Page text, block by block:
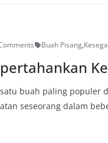
Buah Pisang,
buah paling populer
seseorang dalam